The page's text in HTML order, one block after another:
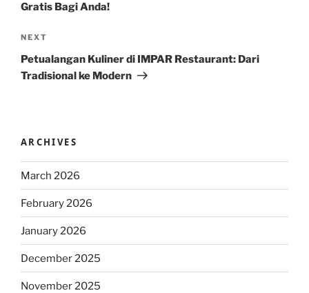
Gratis Bagi Anda!
Next
Post
NEXT
Petualangan Kuliner di IMPAR Restaurant: Dari
Tradisional ke Modern
ARCHIVES
March 2026
February 2026
January 2026
December 2025
November 2025